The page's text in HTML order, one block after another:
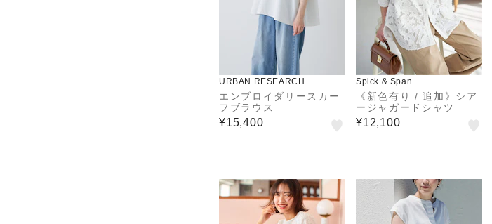
URBAN RESEARCH
エンブロイダリースカー
フブラウス
¥15,400
Spick & Span
《新色有り / 追加》シア
ージャガードシャツ
¥12,100